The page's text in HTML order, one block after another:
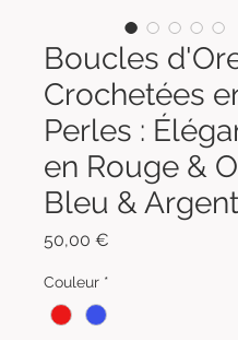
Boucles
Crochetées
Perles :
en Rouge &
Bleu &
50,00 €
Couleur *